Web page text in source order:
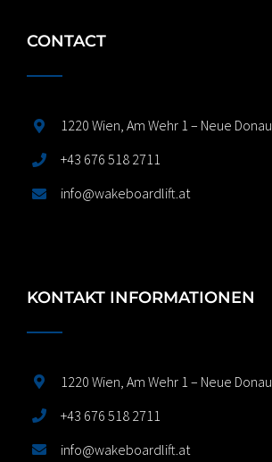
CONTACT
1220 Wien, Am Wehr 1 – Neue Donau
+43 676 518 2711
info@wakeboardlift.at
KONTAKT INFORMATIONEN
1220 Wien, Am Wehr 1 – Neue Donau
+43 676 518 2711
info@wakeboardlift.at